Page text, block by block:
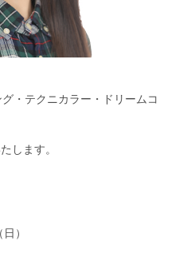
・テクニカラー・ドリームコ
します。
）